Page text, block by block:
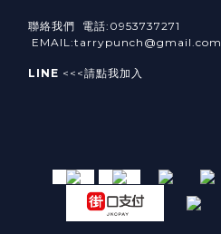
聯絡我們 電話:0953737271
EMAIL:tarrypunch@gmail.com
LINE <<<請點我加入